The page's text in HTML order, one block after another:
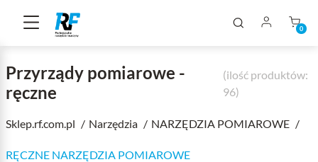
0
Przyrządy pomiarowe -
ręczne
(ilość produktów:
96)
Sklep.rf.com.pl Narzędzia NARZĘDZIA POMIAROWE
RĘCZNE NARZĘDZIA POMIAROWE